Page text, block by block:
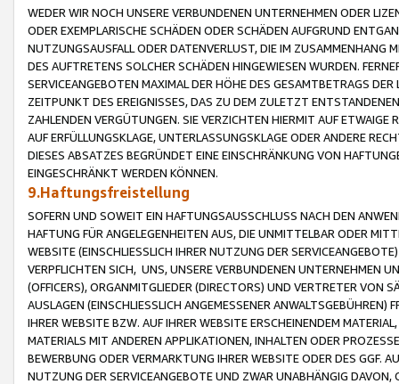
WEDER WIR NOCH UNSERE VERBUNDENEN UNTERNEHMEN ODER
ODER EXEMPLARISCHE SCHÄDEN ODER SCHÄDEN AUFGRUND
NUTZUNGSAUSFALL ODER DATENVERLUST, DIE IM ZUSAMMENHANG
DES AUFTRETENS SOLCHER SCHÄDEN HINGEWIESEN WURDEN.
SERVICEANGEBOTEN MAXIMAL DER HÖHE DES GESAMTBETRAGS
ZEITPUNKT DES EREIGNISSES, DAS ZU DEM ZULETZT
ZAHLENDEN VERGÜTUNGEN. SIE VERZICHTEN HIERMIT AUF
AUF ERFÜLLUNGSKLAGE, UNTERLASSUNGSKLAGE ODER ANDERE
DIESES ABSATZES BEGRÜNDET EINE EINSCHRÄNKUNG VON
EINGESCHRÄNKT WERDEN KÖNNEN.
9.Haftungsfreistellung
SOFERN UND SOWEIT EIN HAFTUNGSAUSSCHLUSS NACH DEN
HAFTUNG FÜR ANGELEGENHEITEN AUS, DIE UNMITTELBAR ODER
WEBSITE (EINSCHLIESSLICH IHRER NUTZUNG DER
VERPFLICHTEN SICH, UNS, UNSERE VERBUNDENEN UNTERNEHMEN
(OFFICERS), ORGANMITGLIEDER (DIRECTORS) UND VERTRETER VON
AUSLAGEN (EINSCHLIESSLICH ANGEMESSENER
IHRER WEBSITE BZW. AUF IHRER WEBSITE ERSCHEINENDEM
MATERIALS MIT ANDEREN APPLIKATIONEN, INHALTEN ODER
BEWERBUNG ODER VERMARKTUNG IHRER WEBSITE ODER DES GGF.
NUTZUNG DER SERVICEANGEBOTE UND ZWAR UNABHÄNGIG